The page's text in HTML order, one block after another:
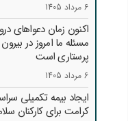
6 مرداد 1405
اکنون زمان دعواهای
مسئله ما امروز در
پرستاری است
6 مرداد 1405
ایجاد بیمه تکمیلی
کرامت برای کارکنان